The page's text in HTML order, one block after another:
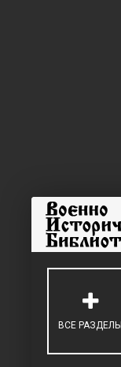
ВСЕ РАЗДЕЛЫ